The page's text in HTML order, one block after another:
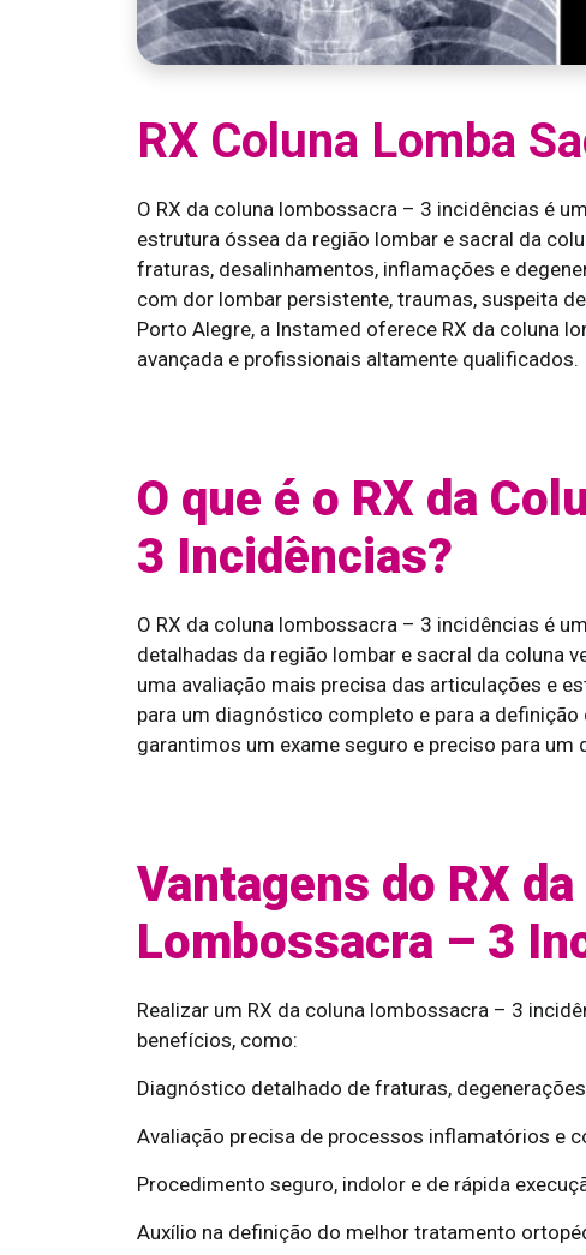
RX Coluna Lomba
O RX da coluna lombossacra – 3 incidências é
estrutura óssea da região lombar e sacral da
fraturas, desalinhamentos, inflamações e
com dor lombar persistente, traumas, suspeita
Porto Alegre, a Instamed oferece RX da coluna
avançada e profissionais altamente qualificados.
O que é o RX da
3 Incidências?
O RX da coluna lombossacra – 3 incidências é
detalhadas da região lombar e sacral da coluna
uma avaliação mais precisa das articulações e
para um diagnóstico completo e para a
garantimos um exame seguro e preciso para um
Vantagens do RX
Lombossacra – 3
Realizar um RX da coluna lombossacra – 3
benefícios, como:
Diagnóstico detalhado de fraturas,
Avaliação precisa de processos inflamatórios e
Procedimento seguro, indolor e de rápida
Auxílio na definição do melhor tratamento